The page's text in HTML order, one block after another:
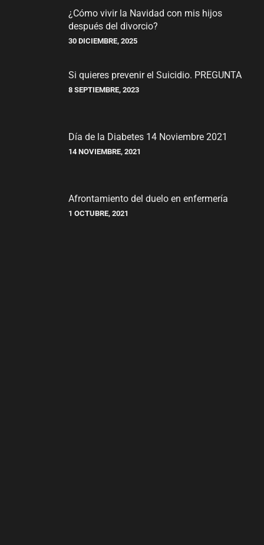
¿Cómo vivir la Navidad con mis hijos
después del divorcio?
30 DICIEMBRE, 2025
Si quieres prevenir el Suicidio. PREGUNTA
8 SEPTIEMBRE, 2023
Día de la Diabetes 14 Noviembre 2021
14 NOVIEMBRE, 2021
Afrontamiento del duelo en enfermería
1 OCTUBRE, 2021